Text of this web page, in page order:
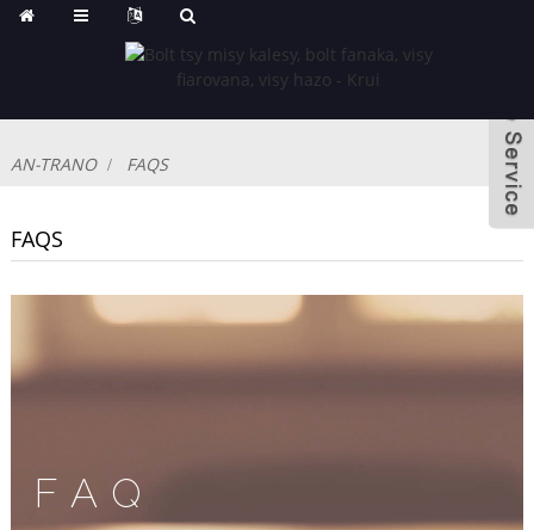
AN-TRANO FAQS
FAQS
FAQ